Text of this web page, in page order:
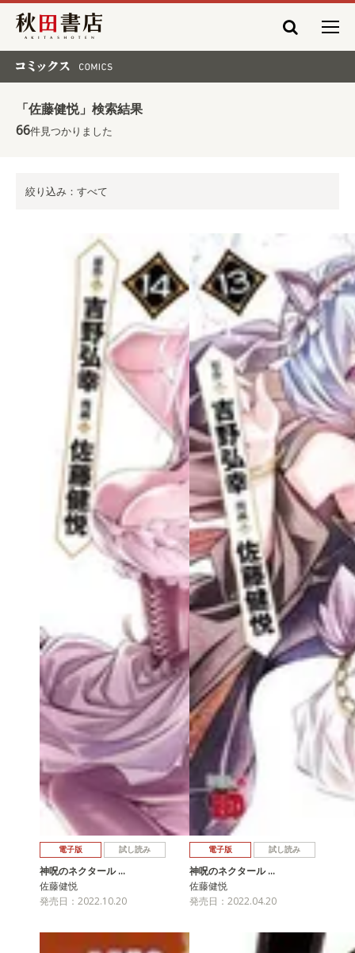
秋田書店
「佐藤健悦」検索結果
66件見つかりました
絞り込み：すべて
電子版 試し読み
神呪のネクタール …
佐藤健悦
発売日：2022.10.20
電子版 試し読み
神呪のネクタール …
佐藤健悦
発売日：2022.04.20